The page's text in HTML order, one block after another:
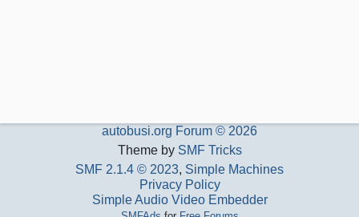
autobusi.org Forum © 2026
Theme by SMF Tricks
SMF 2.1.4 © 2023, Simple Machines
Privacy Policy
Simple Audio Video Embedder